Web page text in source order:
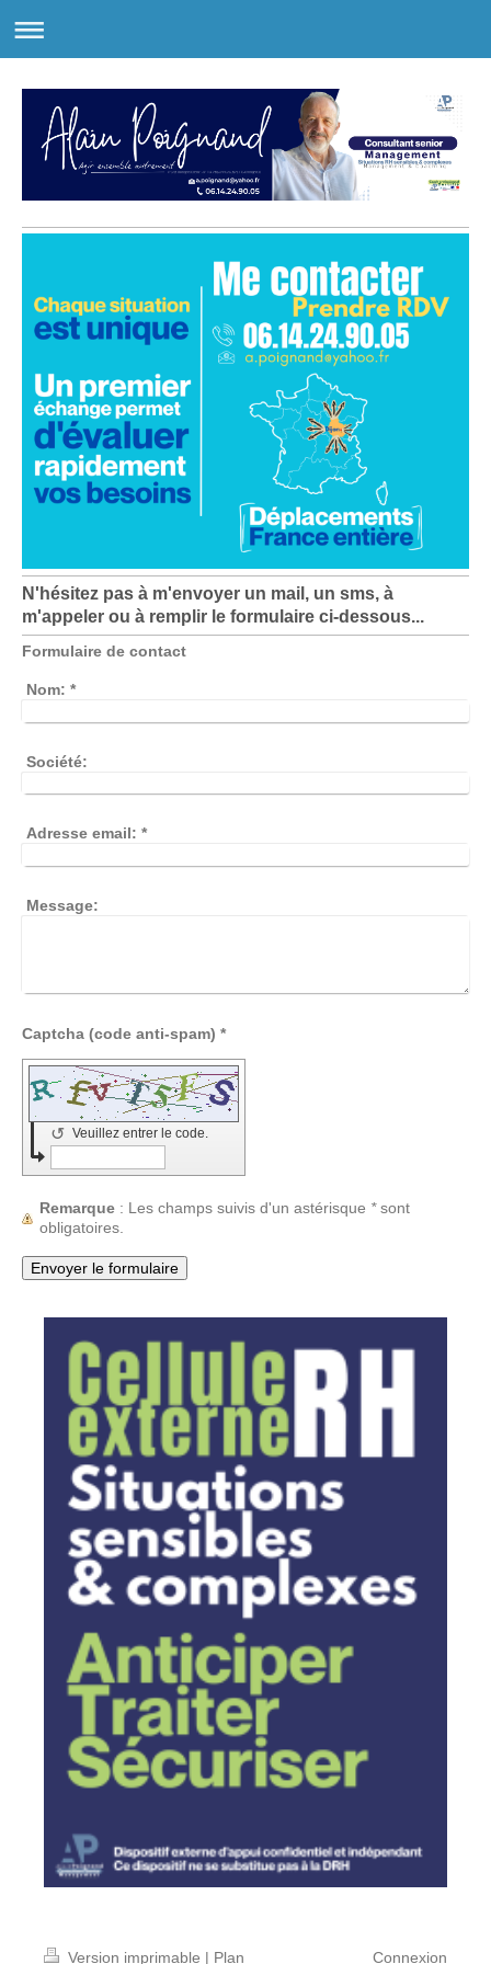
N'hésitez pas à m'envoyer un mail, un sms, à
m'appeler ou à remplir le formulaire ci-dessous...
Formulaire de contact
Nom: *
Société:
Adresse email: *
Message:
Captcha (code anti-spam) *
Veuillez entrer le code.
↺
Remarque : Les champs suivis d'un astérisque *sont
obligatoires.
Version imprimable | Plan Connexion